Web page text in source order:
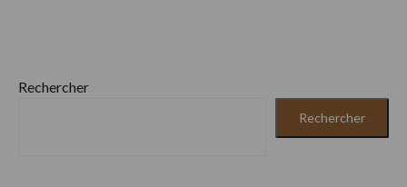
Rechercher
Rechercher